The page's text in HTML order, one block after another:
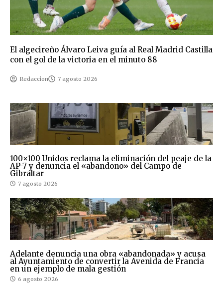
El algecireño Álvaro Leiva guía al Real Madrid Castilla
con el gol de la victoria en el minuto 88
Redaccion 7 agosto 2026
100×100 Unidos reclama la eliminación del peaje de la
AP-7 y denuncia el «abandono» del Campo de
Gibraltar
7 agosto 2026
Adelante denuncia una obra «abandonada» y acusa
al Ayuntamiento de convertir la Avenida de Francia
en un ejemplo de mala gestión
6 agosto 2026